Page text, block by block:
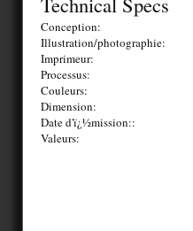
Conception:
Illustration/photographie:
Imprimeur:
Processus:
Couleurs:
Dimension:
Date d'ï¿½mission::
Valeurs: